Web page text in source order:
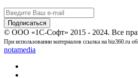
© ООО «1С-Софт» 2015 - 2024. Все
При использовании материалов ссылка на biz360.ru
notamedia